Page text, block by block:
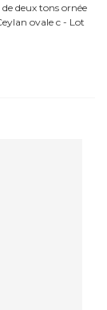
deux tons ornée
ovale c - Lot